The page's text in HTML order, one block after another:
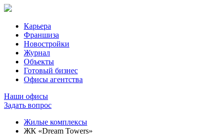
Карьера
Франшиза
Новостройки
Журнал
Объекты
Готовый бизнес
Офисы агентства
Наши офисы
Задать вопрос
Жилые комплексы
ЖК «Dream Towers»